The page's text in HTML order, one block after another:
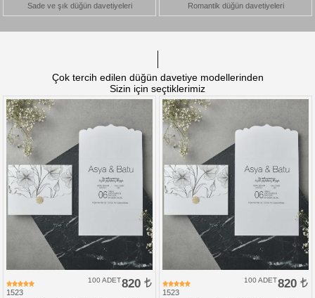
Sade ve şık düğün davetiyeleri Romantik düğün davetiyeleri
Çok tercih edilen düğün davetiye modellerinden
Sizin için seçtiklerimiz
1523
820
100 ADET
1523
820
100 ADET